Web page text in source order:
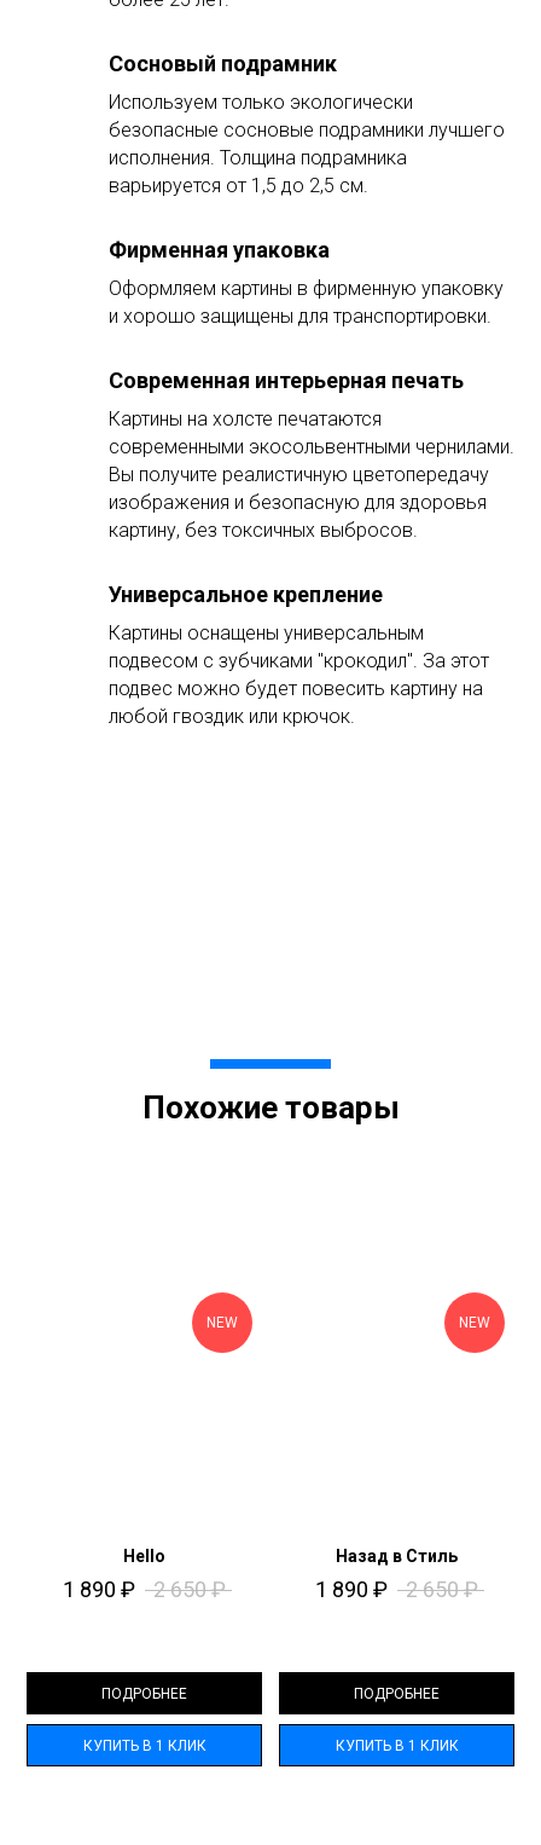
Сосновый подрамник
Используем только экологически
безопасные сосновые подрамники лучшего
исполнения. Толщина подрамника
варьируется от 1,5 до 2,5 см.
Фирменная упаковка
Оформляем картины в фирменную упаковку
и хорошо защищены для транспортировки.
Современная интерьерная печать
Картины на холсте печатаются
современными экосольвентными чернилами.
Вы получите реалистичную цветопередачу
изображения и безопасную для здоровья
картину, без токсичных выбросов.
Универсальное крепление
Картины оснащены универсальным
подвесом с зубчиками "крокодил". За этот
подвес можно будет повесить картину на
любой гвоздик или крючок.
Похожие товары
NEW
Hello
1 890 ₽ 2 650₽
ПОДРОБНЕЕ
КУПИТЬ В 1 КЛИК
NEW
Назад в Стиль​
1 890 ₽ 2 650₽
ПОДРОБНЕЕ
КУПИТЬ В 1 КЛИК